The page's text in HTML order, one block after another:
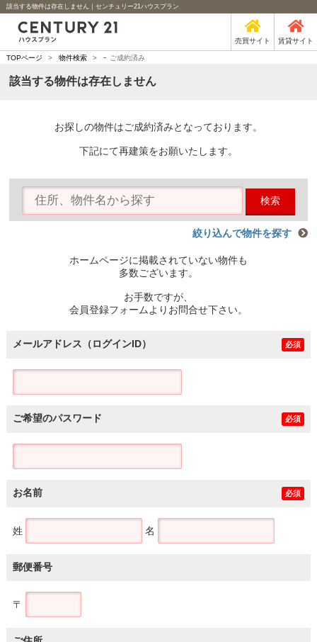
該当する物件は存在しません｜センチュリー21ハウスプラン
売買サイト 賃貸サイト
TOPページ > 物件検索 > - ご成約済み
該当する物件は存在しません
お探しの物件はご成約済みとなっております。
下記にて再建策をお願いたします。
検索
絞り込んで物件を探す
ホームページに掲載されていない物件も
多数ございます。
お手数ですが、
会員登録フォームよりお問合せ下さい。
メールアドレス（ログインID） 必須
ご希望のパスワード 必須
お名前 必須
姓 名
郵便番号
〒